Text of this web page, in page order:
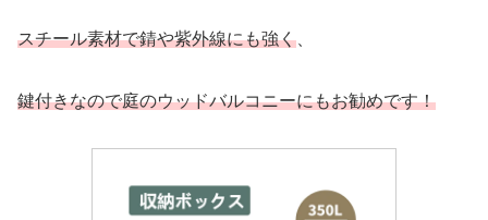
スチール素材で錆や紫外線にも強く
鍵付きなので庭のウッドバルコニーにもお勧めです！